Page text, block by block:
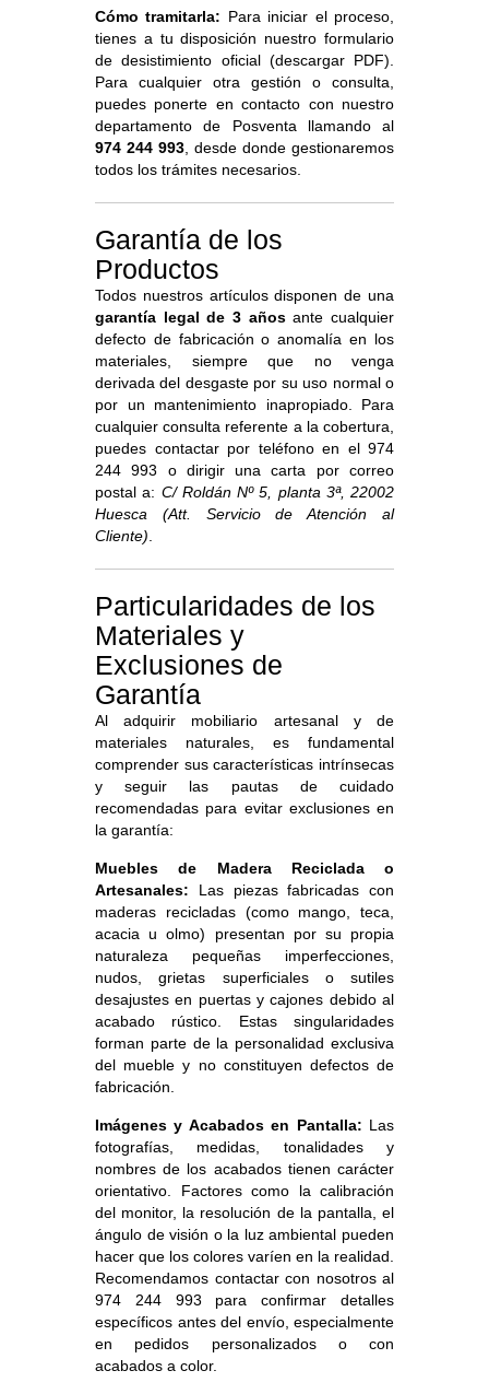
Cómo tramitarla: Para iniciar el proceso,
tienes a tu disposición nuestro formulario
de desistimiento oficial (descargar PDF)
Para cualquier otra gestión o consulta,
puedes ponerte en contacto con nuestro
departamento de Posventa llamando al
974 244 993 , desde donde gestionaremos
todos los trámites necesarios.
Garantía de los
Productos
Todos nuestros artículos disponen de una
garantía legal de 3 añosante cualquier
defecto de fabricación o anomalía en los
materiales, siempre que no venga
derivada del desgaste por su uso normal o
por un mantenimiento inapropiado. Para
cualquier consulta referente a la cobertura,
puedes contactar por teléfono en el 974
244 993 o dirigir una carta por correo
postal a: C/ Roldán Nº 5, planta 3ª, 22002
Huesca (Att. Servicio de Atención al
Cliente)
Particularidades de los
Materiales y
Exclusiones de
Garantía
Al adquirir mobiliario artesanal y de
materiales naturales, es fundamental
comprender sus características intrínsecas
y seguir las pautas de cuidado
recomendadas para evitar exclusiones en
la garantía:
Muebles de Madera Reciclada o
Artesanales: Las piezas fabricadas con
maderas recicladas (como mango, teca,
acacia u olmo) presentan por su propia
naturaleza pequeñas imperfecciones,
nudos, grietas superficiales o sutiles
desajustes en puertas y cajones debido al
acabado rústico. Estas singularidades
forman parte de la personalidad exclusiva
del mueble y no constituyen defectos de
fabricación.
Imágenes y Acabados en Pantalla: Las
fotografías, medidas, tonalidades y
nombres de los acabados tienen carácter
orientativo. Factores como la calibración
del monitor, la resolución de la pantalla, el
ángulo de visión o la luz ambiental pueden
hacer que los colores varíen en la realidad.
Recomendamos contactar con nosotros al
974 244 993 para confirmar detalles
específicos antes del envío, especialmente
en pedidos personalizados o con
acabados a color.